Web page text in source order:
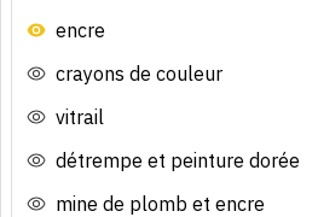
encre
crayons de couleur
vitrail
détrempe et peinture dorée
mine de plomb et encre